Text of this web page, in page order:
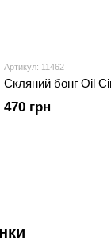
Артикул: 11462
Скляний бонг Oil
470 грн